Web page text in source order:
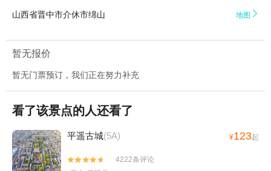
山西省晋中市介休市绵山 地图 
暂无报价
暂无门票预订，我们正在努力补充
看了该景点的人还看了
平遥古城(5A) ¥123起


4222条评论